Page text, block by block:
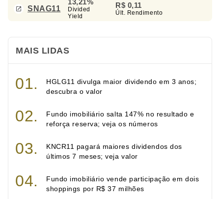
SNAG11
13,21%
Divided
Yield
R$ 0,11
Últ. Rendimento
MAIS LIDAS
HGLG11 divulga maior dividendo em 3 anos;
descubra o valor
Fundo imobiliário salta 147% no resultado e
reforça reserva; veja os números
KNCR11 pagará maiores dividendos dos
últimos 7 meses; veja valor
Fundo imobiliário vende participação em dois
shoppings por R$ 37 milhões